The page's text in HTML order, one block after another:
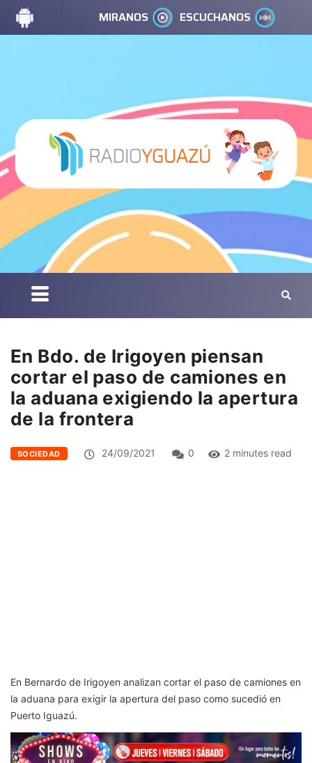
MIRANOS ESCUCHANOS
En Bdo. de Irigoyen piensan
cortar el paso de camiones en
la aduana exigiendo la apertura
de la frontera
SOCIEDAD 24/09/2021 0 2 minutes read
En Bernardo de Irigoyen analizan cortar el paso de camiones en
la aduana para exigir la apertura del paso como sucedió en
Puerto Iguazú.